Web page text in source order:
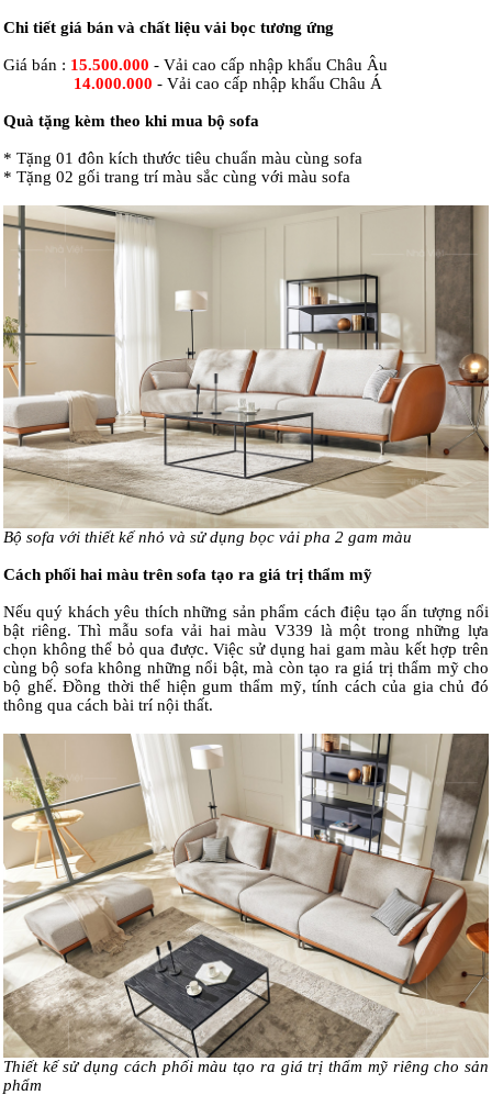
Chi tiết giá bán và chất liệu vải bọc tương ứng
Giá bán : 15.500.000 - Vải cao cấp nhập khẩu Châu Âu
14.000.000 - Vải cao cấp nhập khẩu Châu Á
Quà tặng kèm theo khi mua bộ sofa
* Tặng 01 đôn kích thước tiêu chuẩn màu cùng sofa
* Tặng 02 gối trang trí màu sắc cùng với màu sofa
Bộ sofa với thiết kế nhỏ và sử dụng bọc vải pha 2 gam màu
Cách phối hai màu trên sofa tạo ra giá trị thẩm mỹ
Nếu quý khách yêu thích những sản phẩm cách điệu tạo ấn tượng nổi
bật riêng. Thì mẫu sofa vải hai màu V339 là một trong những lựa
chọn không thể bỏ qua được. Việc sử dụng hai gam màu kết hợp trên
cùng bộ sofa không những nổi bật, mà còn tạo ra giá trị thẩm mỹ cho
bộ ghế. Đồng thời thể hiện gum thẩm mỹ, tính cách của gia chủ đó
thông qua cách bài trí nội thất.
Thiết kế sử dụng cách phối màu tạo ra giá trị thẩm mỹ riêng cho sản
phẩm